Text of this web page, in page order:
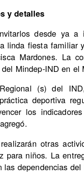
y detalles
desde ya
linda fiesta familiar
Mardones. La
Mindep-IND en el
(s) del
deportiva
los
otras
para niños. La
las dependencias del